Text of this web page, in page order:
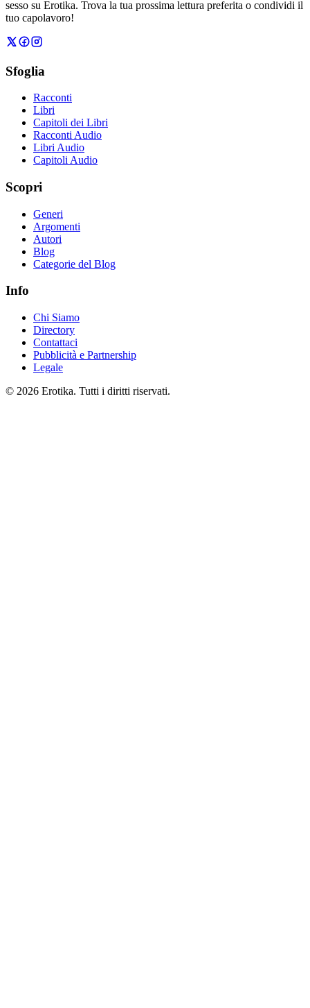
sesso su Erotika. Trova la tua prossima lettura preferita o condividi il
tuo capolavoro!
Sfoglia
Racconti
Libri
Capitoli dei Libri
Racconti Audio
Libri Audio
Capitoli Audio
Scopri
Generi
Argomenti
Autori
Blog
Categorie del Blog
Info
Chi Siamo
Directory
Contattaci
Pubblicità e Partnership
Legale
© 2026 Erotika. Tutti i diritti riservati.